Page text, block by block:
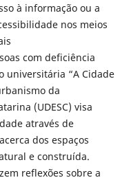
à informação ou a
nos meios
com deficiência
universitária “A Cidade
da
(UDESC) visa
através de
dos espaços
e construída.
reflexões sobre a